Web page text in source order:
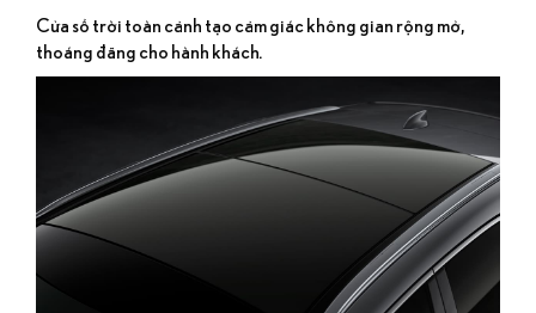
Cửa sổ trời toàn cảnh tạo cảm giác không gian rộng mở,
thoáng đãng cho hành khách.